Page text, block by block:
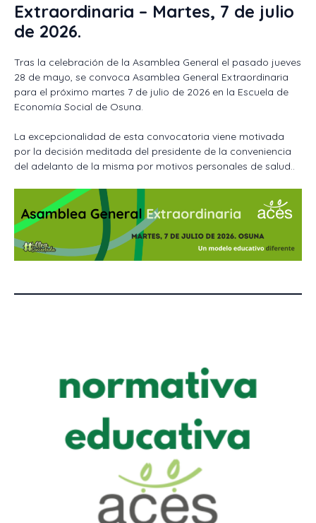
Extraordinaria – Martes, 7 de julio
de 2026.
Tras la celebración de la Asamblea General el pasado jueves
28 de mayo, se convoca Asamblea General Extraordinaria
para el próximo martes 7 de julio de 2026 en la Escuela de
Economía Social de Osuna.
La excepcionalidad de esta convocatoria viene motivada
por la decisión meditada del presidente de la conveniencia
del adelanto de la misma por motivos personales de salud..